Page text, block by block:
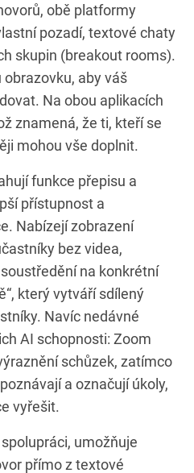
obě platformy
pozadí, textové chaty
skupin (breakout rooms).
aby váš
Na obou aplikacích
znamená, že ti, kteří se
mohou vše doplnit.
funkce přepisu a
přístupnost a
Nabízejí zobrazení
bez videa,
na konkrétní
který vytváří sdílený
Navíc nedávné
AI schopnosti: Zoom
schůzek, zatímco
a označují úkoly,
vyřešit.
umožňuje
přímo z textové